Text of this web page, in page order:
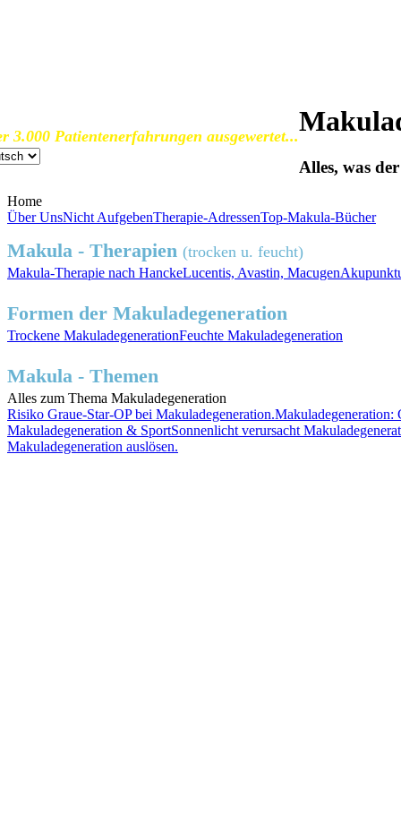
3.000 Patientenerfahrungen ausgewertet...
Alles, was
Home
Über UnsNicht AufgebenTherapie-AdressenTop-Makula-Bücher
Makula - Therapien (trocken u. feucht)
Makula-Therapie nach HanckeLucentis, Avastin, Macugen
Formen der Makuladegeneration
Trockene MakuladegenerationFeuchte Makuladegeneration
Makula - Themen
Alles zum Thema Makuladegeneration
Risiko Graue-Star-OPbei Makuladegeneration.Makuladegeneration:
Makuladegeneration & SportSonnenlichtverursacht
Makuladegeneration auslösen.